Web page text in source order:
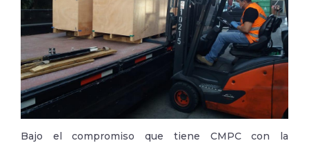
Bajo el compromiso que tiene CMPC con la